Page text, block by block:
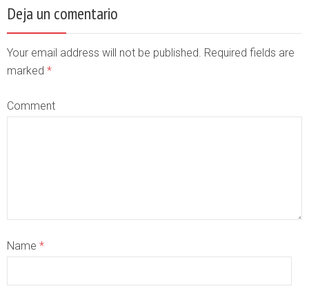
Deja un comentario
Your email address will not be published. Required fields are
marked *
Comment
Name *